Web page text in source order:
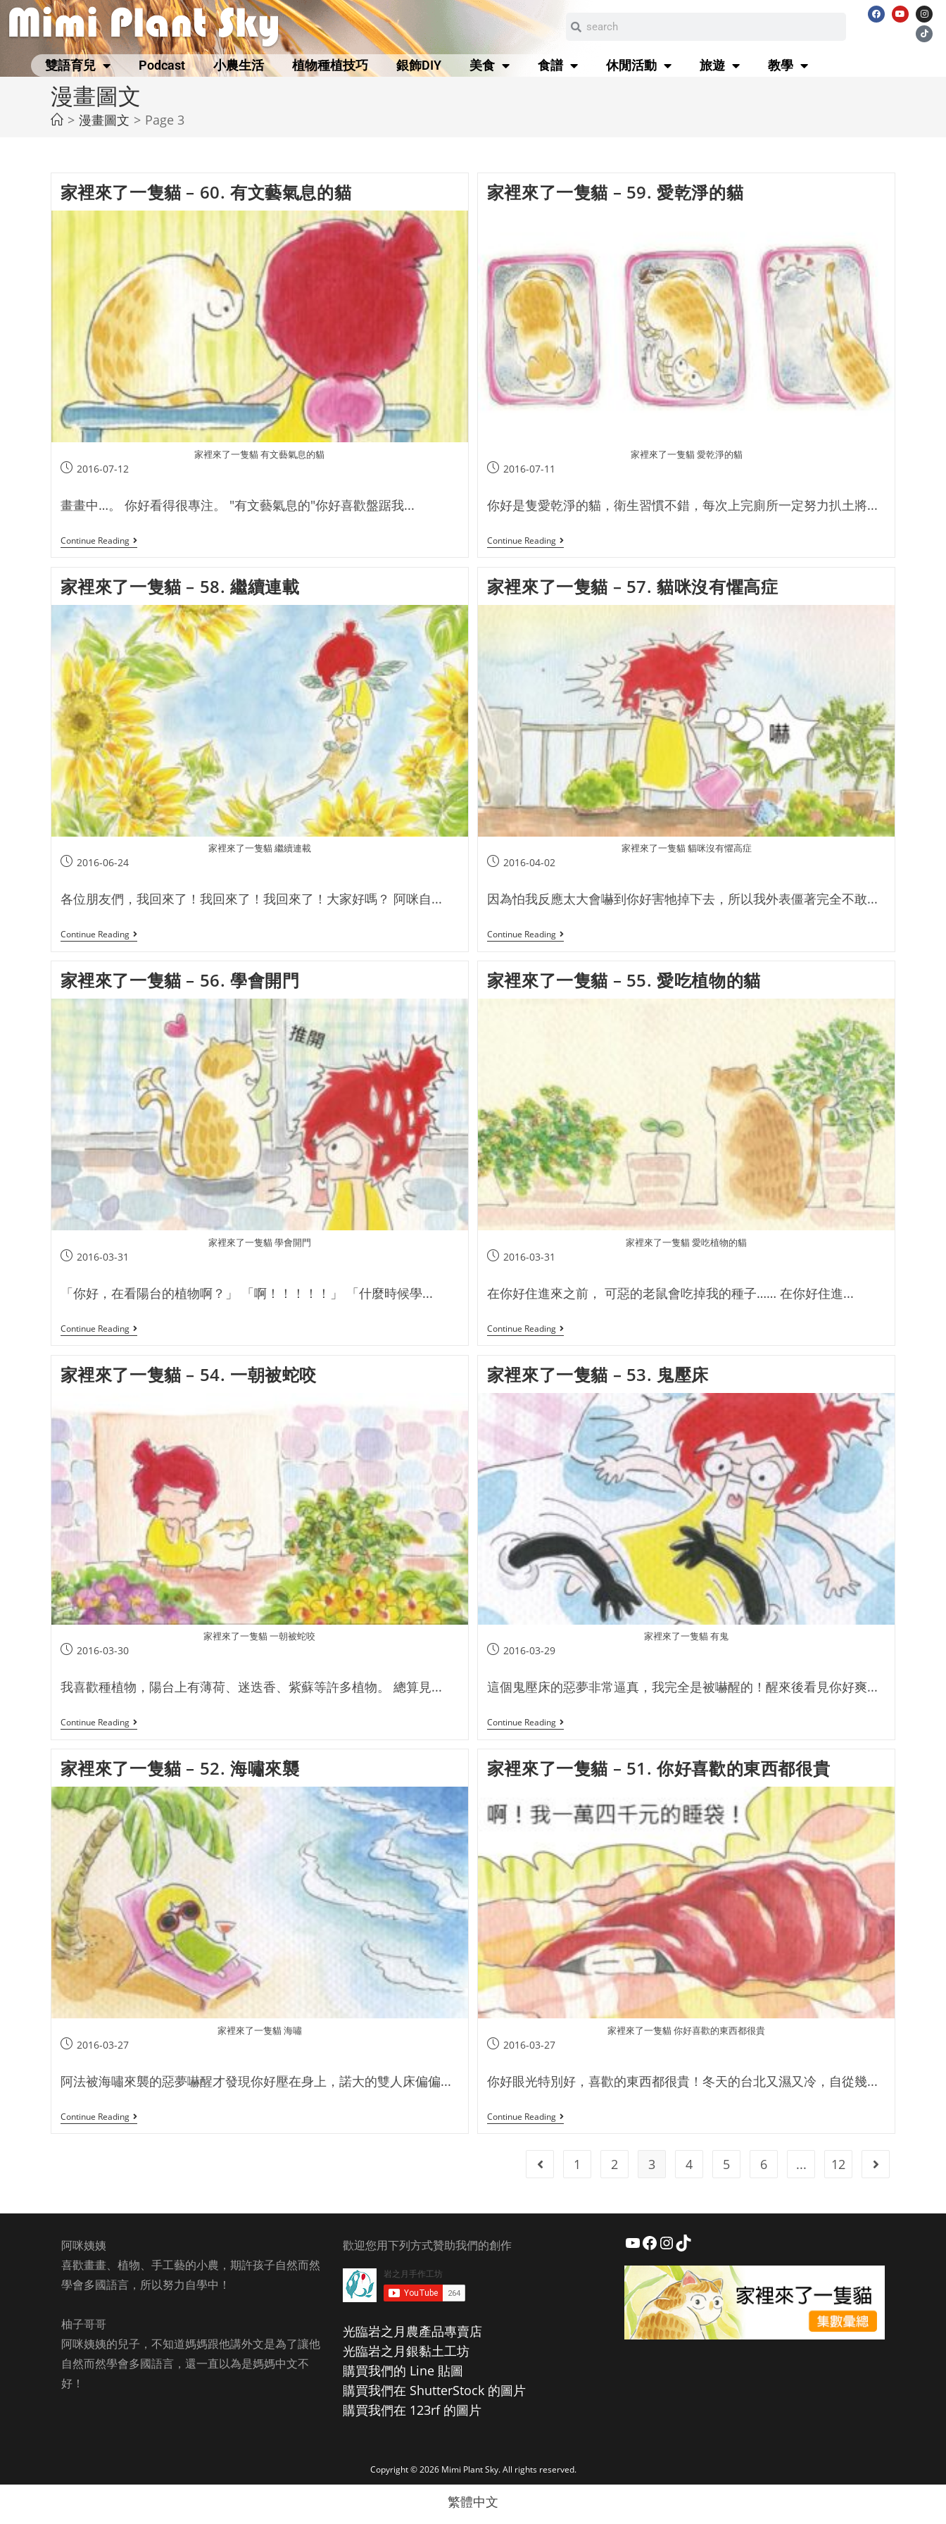
雙語育兒 Podcast 小農生活 植物種植技巧 銀飾DIY 美食 食譜 休閒活動 旅遊 教學
漫畫圖文
> 漫畫圖文 > Page 3
家裡來了一隻貓 – 60. 有文藝氣息的貓
家裡來了一隻貓 有文藝氣息的貓
2016-07-12
畫畫中…。 你好看得很專注。 "有文藝氣息的"你好喜歡盤踞我...
Continue Reading
家裡來了一隻貓 – 59. 愛乾淨的貓
家裡來了一隻貓 愛乾淨的貓
2016-07-11
你好是隻愛乾淨的貓，衛生習慣不錯，每次上完廁所一定努力扒土將...
Continue Reading
家裡來了一隻貓 – 58. 繼續連載
家裡來了一隻貓 繼續連載
2016-06-24
各位朋友們，我回來了！我回來了！我回來了！大家好嗎？ 阿咪自...
Continue Reading
家裡來了一隻貓 – 57. 貓咪沒有懼高症
家裡來了一隻貓 貓咪沒有懼高症
2016-04-02
因為怕我反應太大會嚇到你好害牠掉下去，所以我外表僵著完全不敢...
Continue Reading
家裡來了一隻貓 – 56. 學會開門
家裡來了一隻貓 學會開門
2016-03-31
「你好，在看陽台的植物啊？」 「啊！！！！！」 「什麼時候學...
Continue Reading
家裡來了一隻貓 – 55. 愛吃植物的貓
家裡來了一隻貓 愛吃植物的貓
2016-03-31
在你好住進來之前， 可惡的老鼠會吃掉我的種子…… 在你好住進...
Continue Reading
家裡來了一隻貓 – 54. 一朝被蛇咬
家裡來了一隻貓 一朝被蛇咬
2016-03-30
我喜歡種植物，陽台上有薄荷、迷迭香、紫蘇等許多植物。 總算見...
Continue Reading
家裡來了一隻貓 – 53. 鬼壓床
家裡來了一隻貓 有鬼
2016-03-29
這個鬼壓床的惡夢非常逼真，我完全是被嚇醒的！醒來後看見你好爽...
Continue Reading
家裡來了一隻貓 – 52. 海嘯來襲
家裡來了一隻貓 海嘯
2016-03-27
阿法被海嘯來襲的惡夢嚇醒才發現你好壓在身上，諾大的雙人床偏偏...
Continue Reading
家裡來了一隻貓 – 51. 你好喜歡的東西都很貴
家裡來了一隻貓 你好喜歡的東西都很貴
2016-03-27
你好眼光特別好，喜歡的東西都很貴！冬天的台北又濕又冷，自從幾...
Continue Reading
1 2 3 4 5 6 ... 12
阿咪姨姨
喜歡畫畫、植物、手工藝的小農，期許孩子自然而然
學會多國語言，所以努力自學中！
柚子哥哥
阿咪姨姨的兒子，不知道媽媽跟他講外文是為了讓他
自然而然學會多國語言，還一直以為是媽媽中文不
好！
歡迎您用下列方式贊助我們的創作
光臨岩之月農產品專賣店
光臨岩之月銀黏土工坊
購買我們的 Line 貼圖
購買我們在 ShutterStock 的圖片
購買我們在 123rf 的圖片
Copyright © 2026 Mimi Plant Sky. All rights reserved.
繁體中文